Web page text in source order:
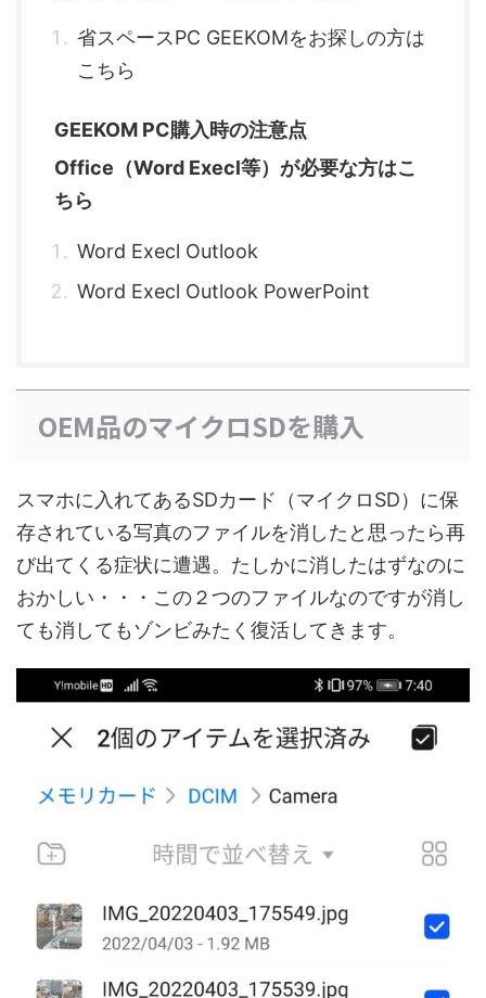
省スペースPC GEEKOMをお探しの方は
こちら
GEEKOM PC購入時の注意点
Office（Word Execl等）が必要な方はこ
ちら
Word Execl Outlook
Word Execl Outlook PowerPoint
OEM品のマイクロSDを購入
スマホに入れてあるSDカード（マイクロSD）に保
存されている写真のファイルを消したと思ったら再
び出てくる症状に遭遇。たしかに消したはずなのに
おかしい・・・この２つのファイルなのですが消し
ても消してもゾンビみたく復活してきます。